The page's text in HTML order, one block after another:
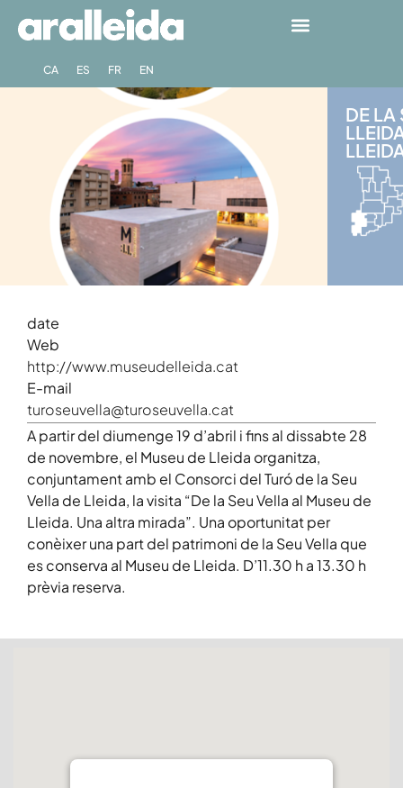
CA ES FR EN
DE LA
date
Web
http://www.museudelleida.cat
E-mail
turoseuvella@turoseuvella.cat
A partir del diumenge 19 d’abril i fins al dissabte 28
de novembre, el Museu de Lleida organitza,
conjuntament amb el Consorci del Turó de la Seu
Vella de Lleida, la visita “De la Seu Vella al Museu de
Lleida. Una altra mirada”. Una oportunitat per
conèixer una part del patrimoni de la Seu Vella que
es conserva al Museu de Lleida. D’11.30 h a 13.30 h
prèvia reserva.